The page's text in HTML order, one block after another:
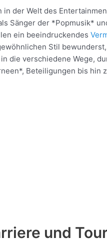
der Welt des
Sänger der *Popmusik*
ein beeindruckendes
Stil
die verschiedene Wege,
Beteiligungen bis hin
und